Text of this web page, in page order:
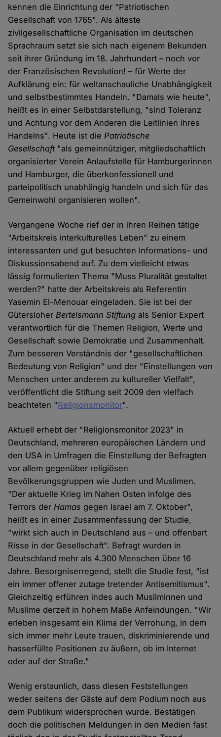
kennen die Einrichtung der "Patriotischen
Gesellschaft von 1765". Als älteste
zivilgesellschaftliche Organisation im deutschen
Sprachraum setzt sie sich nach eigenem Bekunden
seit ihrer Gründung im 18. Jahrhundert – noch vor
der Französischen Revolution! – für Werte der
Aufklärung ein: für weltanschauliche Unabhängigkeit
und selbstbestimmtes Handeln. "Damals wie heute",
heißt es in einer Selbstdarstellung, "sind Toleranz
und Achtung vor dem Anderen die Leitlinien ihres
Handelns". Heute ist diePatriotische
Gesellschaft"als gemeinnütziger, mitgliedschaftlich
organisierter Verein Anlaufstelle für Hamburgerinnen
und Hamburger, die überkonfessionell und
parteipolitisch unabhängig handeln und sich für das
Gemeinwohl organisieren wollen".
Vergangene Woche rief der in ihren Reihen tätige
"Arbeitskreis interkulturelles Leben" zu einem
interessanten und gut besuchten Informations- und
Diskussionsabend auf. Zu dem vielleicht etwas
lässig formulierten Thema "Muss Pluralität gestaltet
werden?" hatte der Arbeitskreis als Referentin
Yasemin El-Menouar eingeladen. Sie ist bei der
GütersloherBertelsmann Stiftung als Senior Expert
verantwortlich für die Themen Religion, Werte und
Gesellschaft sowie Demokratie und Zusammenhalt.
Zum besseren Verständnis der "gesellschaftlichen
Bedeutung von Religion" und der "Einstellungen von
Menschen unter anderem zu kultureller Vielfalt",
veröffentlicht die Stiftung seit 2009 den vielfach
beachteten "Religionsmonitor".
Aktuell erhebt der "Religionsmonitor 2023" in
Deutschland, mehreren europäischen Ländern und
den USA in Umfragen die Einstellung der Befragten
vor allem gegenüber religiösen
Bevölkerungsgruppen wie Juden und Muslimen.
"Der aktuelle Krieg im Nahen Osten infolge des
Terrors derHamas gegen Israel am 7. Oktober",
heißt es in einer Zusammenfassung der Studie,
"wirkt sich auch in Deutschland aus – und offenbart
Risse in der Gesellschaft". Befragt wurden in
Deutschland mehr als 4.300 Menschen über 16
Jahre. Besorgniserregend, stellt die Studie fest, "ist
ein immer offener zutage tretender Antisemitismus".
Gleichzeitig erführen indes auch Musliminnen und
Muslime derzeit in hohem Maße Anfeindungen. "Wir
erleben insgesamt ein Klima der Verrohung, in dem
sich immer mehr Leute trauen, diskriminierende und
hasserfüllte Positionen zu äußern, ob im Internet
oder auf der Straße."
Wenig erstaunlich, dass diesen Feststellungen
weder seitens der Gäste auf dem Podium noch aus
dem Publikum widersprochen wurde. Bestätigen
doch die politischen Meldungen in den Medien fast